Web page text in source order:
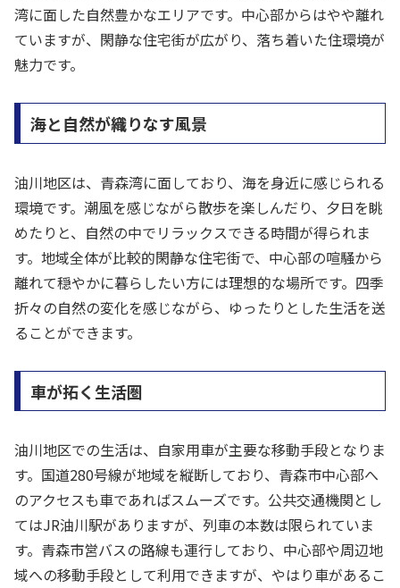
湾に面した自然豊かなエリアです。中心部からはやや離れ
ていますが、閑静な住宅街が広がり、落ち着いた住環境が
魅力です。
海と自然が織りなす風景
油川地区は、青森湾に面しており、海を身近に感じられる
環境です。潮風を感じながら散歩を楽しんだり、夕日を眺
めたりと、自然の中でリラックスできる時間が得られま
す。地域全体が比較的閑静な住宅街で、中心部の喧騒から
離れて穏やかに暮らしたい方には理想的な場所です。四季
折々の自然の変化を感じながら、ゆったりとした生活を送
ることができます。
車が拓く生活圏
油川地区での生活は、自家用車が主要な移動手段となりま
す。国道280号線が地域を縦断しており、青森市中心部へ
のアクセスも車であればスムーズです。公共交通機関とし
てはJR油川駅がありますが、列車の本数は限られていま
す。青森市営バスの路線も運行しており、中心部や周辺地
域への移動手段として利用できますが、やはり車があるこ